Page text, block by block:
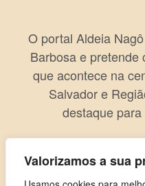
Valorizamos a sua
O portal Aldeia
Barbosa e pretende
que acontece na
Salvador e
destaque